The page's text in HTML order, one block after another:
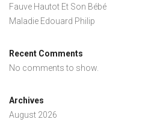
Fauve Hautot Et Son Bébé
Maladie Edouard Philip
Recent Comments
No comments to show.
Archives
August 2026